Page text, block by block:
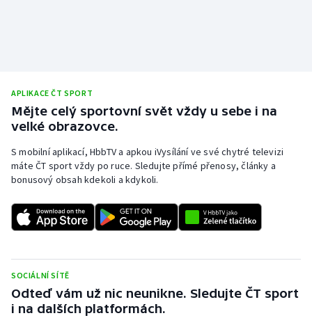
APLIKACE ČT SPORT
Mějte celý sportovní svět vždy u sebe i na
velké obrazovce.
S mobilní aplikací, HbbTV a apkou iVysílání ve své chytré televizi
máte ČT sport vždy po ruce. Sledujte přímé přenosy, články a
bonusový obsah kdekoli a kdykoli.
SOCIÁLNÍ SÍTĚ
Odteď vám už nic neunikne. Sledujte ČT sport
i na dalších platformách.